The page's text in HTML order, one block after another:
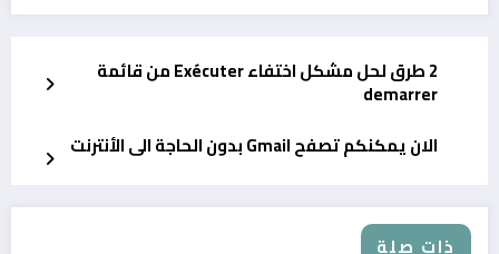
2 طرق لحل مشكل اختفاء Exécuter من قائمة
demarrer
الان يمكنكم تصفح Gmail بدون الحاجة الى الأنترنت
ذات صلة